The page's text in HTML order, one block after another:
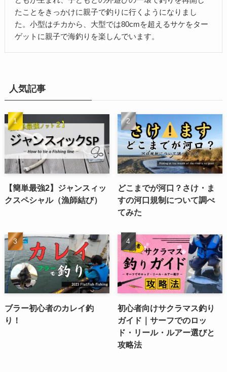
たことをきっかけに親子で釣りに行くようになりまし
た。小型はチカから、大型では80cmを超えるサケをター
ゲットに親子で海釣りを楽しんでいます。
人気記事
【簡単最強2】ジャンスィッ
クスペシャル（漁師結び）
どこまでが河口？さけ・ま
すの河口規制について調べ
てみた
ブラー初心者のカレイ釣
り！
初心者向けサクラマス釣り
ガイド｜サーフでのロッ
ド・リール・ルアー選びと
攻略法